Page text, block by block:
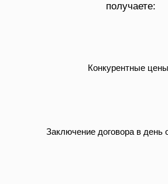
получаете:
Конкурентные цены
Заключение договора в день